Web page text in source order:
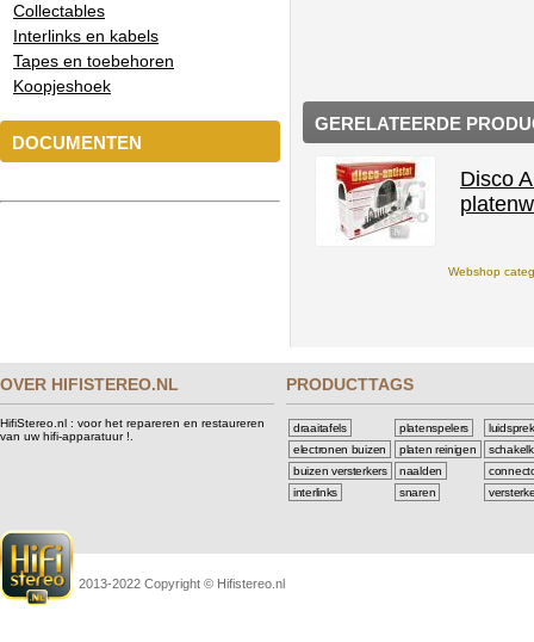
Collectables
Interlinks en kabels
Tapes en toebehoren
Koopjeshoek
DOCUMENTEN
GERELATEERDE
Disco
Webshop
OVER HIFISTEREO.NL
HifiStereo.nl : voor het repareren en restaureren
van uw hifi-apparatuur !.
PRODUCTTAGS
draaitafels
electronen buizen
buizen versterkers
interlinks
platenspelers
platen reinigen
naalden
snaren
2013-2022 Copyright © Hifistereo.nl